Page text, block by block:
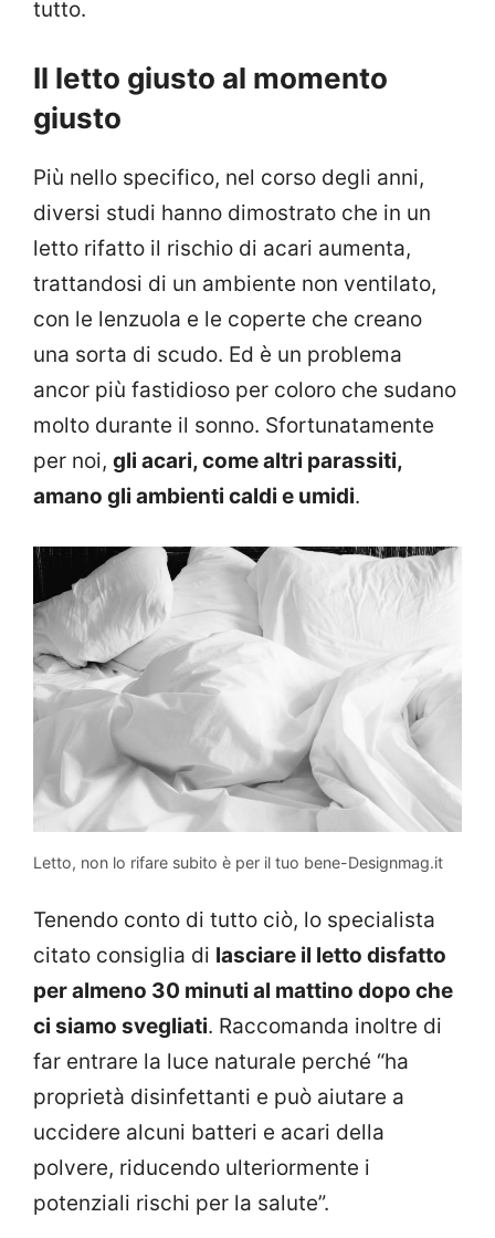
tutto.
Il letto giusto al momento
giusto
Più nello specifico, nel corso degli anni,
diversi studi hanno dimostrato che in un
letto rifatto il rischio di acari aumenta,
trattandosi di un ambiente non ventilato,
con le lenzuola e le coperte che creano
una sorta di scudo. Ed è un problema
ancor più fastidioso per coloro che sudano
molto durante il sonno. Sfortunatamente
per noi, gli acari, come altri parassiti,
amano gli ambienti caldi e umidi.
Letto, non lo rifare subito è per il tuo bene-Designmag.it
Tenendo conto di tutto ciò, lo specialista
citato consiglia di lasciare il letto disfatto
per almeno 30 minuti al mattino dopo che
ci siamo svegliati. Raccomanda inoltre di
far entrare la luce naturale perché “ha
proprietà disinfettanti e può aiutare a
uccidere alcuni batteri e acari della
polvere, riducendo ulteriormente i
potenziali rischi per la salute”.